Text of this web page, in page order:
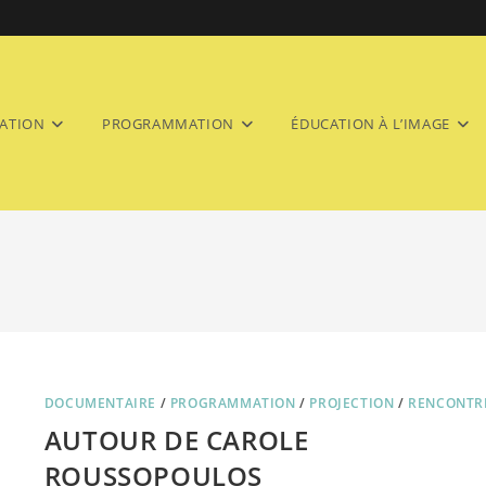
PROGRAMMATION ÉDUCATION À L’IMAGE
DOCUMENTAIRE / PROGRAMMATION / PROJECTION /
AUTOUR DE CAROLE
ROUSSOPOULOS